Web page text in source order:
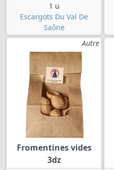
1 u
Escargots Du Val De
Saône
Autre
Fromentines vides
3dz